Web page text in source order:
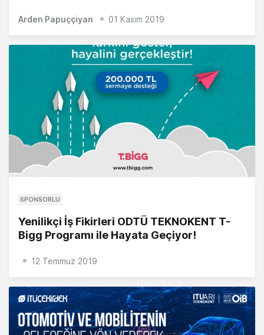
Arden Papuççiyan 01 Kasım 2019
SPONSORLU
Yenilikçi İş Fikirleri ODTÜ TEKNOKENT T-
Bigg Programı ile Hayata Geçiyor!
12 Temmuz 2019